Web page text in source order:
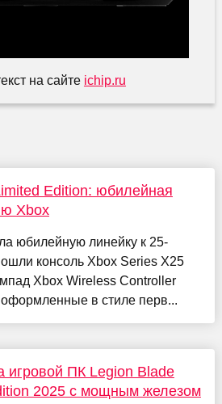
на сайте ichip.ru
Edition: юбилейная
Xbox
юбилейную линейку к 25-
консоль Xbox Series X25
Xbox Wireless Controller
в стиле перв...
игровой ПК Legion Blade
2025 с мощным железом